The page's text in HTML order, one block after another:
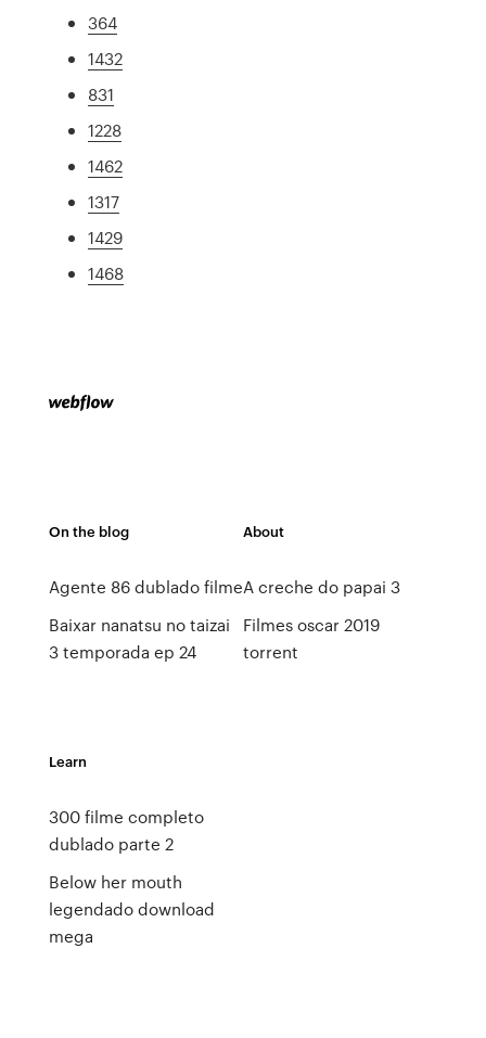
364
1432
831
1228
1462
1317
1429
1468
On the blog
Agente 86 dublado filme
Baixar nanatsu no taizai
3 temporada ep 24
About
A creche do papai 3
Filmes oscar 2019
torrent
Learn
300 filme completo
dublado parte 2
Below her mouth
legendado download
mega